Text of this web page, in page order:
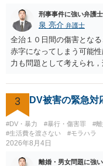
刑事事件に強い弁護士
泉 亮介 弁護士
全治１０日間の傷害とな
赤字になってしまう可能
力も問題として考えられ
う。
3 DV被害の緊急対
#DV・暴力 #暴行・傷害罪 #
#生活費を渡さない
#モラハラ
2026年8月4日
離婚・男女問題に強